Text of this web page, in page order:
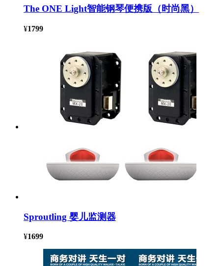
The ONE Light智能钢琴便携版（时尚黑）
¥1799
Sproutling 婴儿监测器
¥1699